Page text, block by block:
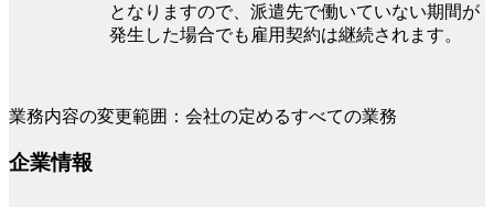
となりますので、派遣先で働いていない期間が
発生した場合でも雇用契約は継続されます。
業務内容の変更範囲：会社の定めるすべての業務
企業情報